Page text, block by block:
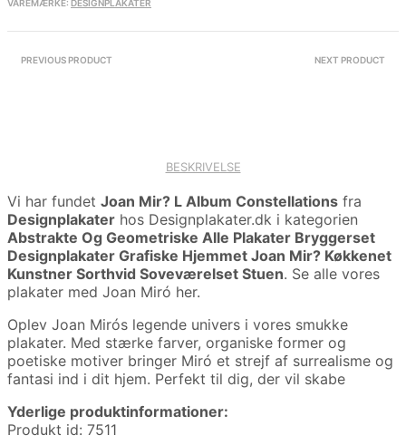
VAREMÆRKE: DESIGNPLAKATER
PREVIOUS PRODUCT NEXT PRODUCT
BESKRIVELSE
Vi har fundet Joan Mir? L Album Constellations fra
Designplakater hos Designplakater.dk i kategorien
Abstrakte Og Geometriske Alle Plakater Bryggerset
Designplakater Grafiske Hjemmet Joan Mir? Køkkenet
Kunstner Sorthvid Soveværelset Stuen. Se alle vores
plakater med Joan Miró her.
Oplev Joan Mirós legende univers i vores smukke
plakater. Med stærke farver, organiske former og
poetiske motiver bringer Miró et strejf af surrealisme og
fantasi ind i dit hjem. Perfekt til dig, der vil skabe
Yderlige produktinformationer:
Produkt id: 7511